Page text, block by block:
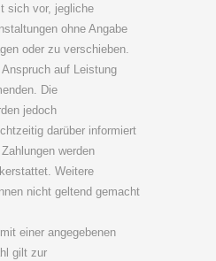
sich vor, jegliche
ohne Angabe
oder zu verschieben.
auf Leistung
Die
jedoch
darüber informiert
werden
Weitere
nicht geltend gemacht
einer angegebenen
gilt zur